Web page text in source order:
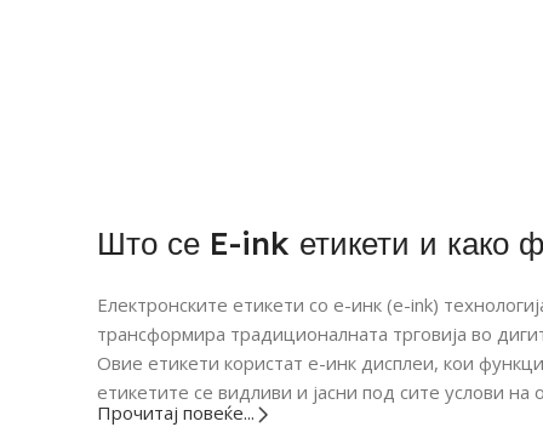
Што се E-ink етикети и како
Електронските етикети со е-инк (e-ink)
трансформира традиционалната трговија во
Овие етикети користат е-инк дисплеи, кои
етикетите се видливи и јасни под сите услови на
Прочитај повеќе...